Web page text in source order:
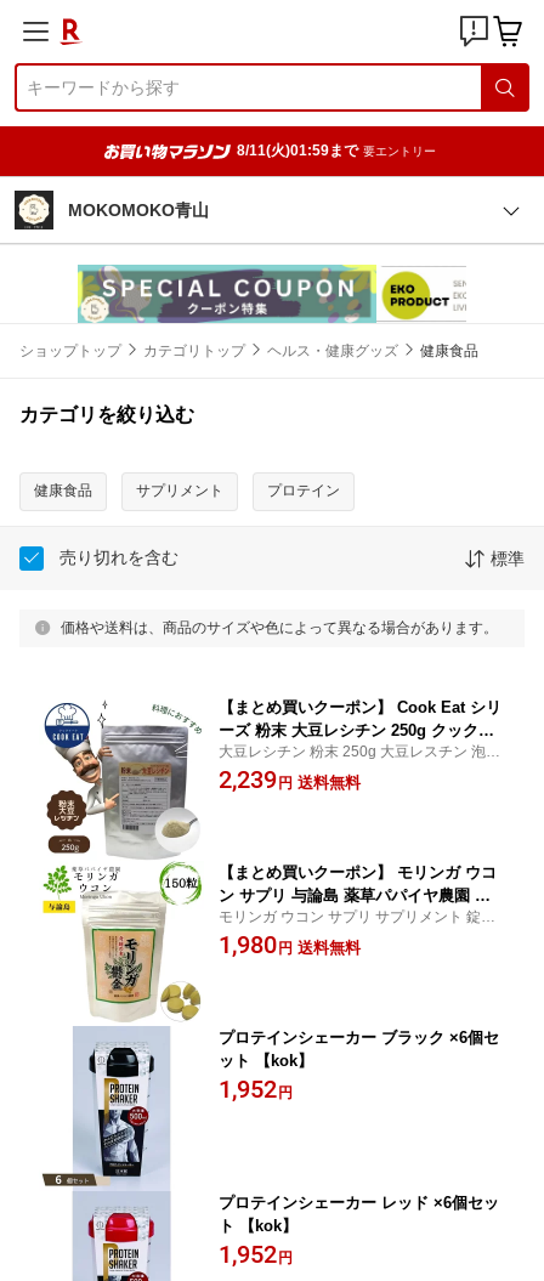
8/11(火)01:59まで 要エントリー
MOKOMOKO青山
ショップトップ カテゴリトップ ヘルス・健康グッズ 健康食品
カテゴリを絞り込む
健康食品 サプリメント プロテイン
売り切れを含む 標準
価格や送料は、商品のサイズや色によって異なる場合があります。
【まとめ買いクーポン】 Cook Eat シリ
ーズ 粉末 大豆レシチン 250g クックイ
ート レシピ 【10％対象】
大豆レシチン 粉末 250g 大豆レスチン 泡 大
豆レシチン 顆粒 大豆レシチン粉末 粉末大
豆レシチン 大豆イソフラボン 大豆レシチン
2,239円 送料無料
【まとめ買いクーポン】 モリンガ ウコ
ン サプリ 与論島 薬草パパイヤ農園 モ
リンガ鬱金 150粒 【10％対象】
モリンガ ウコン サプリ サプリメント 錠剤
タブレット 与論 国産 もりんが ウコン効能
モリンガ効能 効能 効果 春ウコン 秋ウコン
1,980円 送料無料
プロテインシェーカー ブラック ×6個セ
ット 【kok】
1,952円
プロテインシェーカー レッド ×6個セッ
ト 【kok】
1,952円